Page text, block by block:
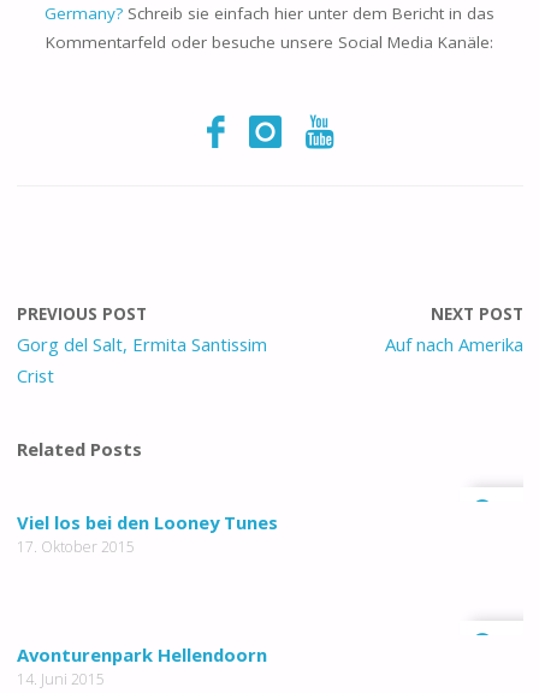
Germany? Schreib sie einfach hier unter dem Bericht in das
Kommentarfeld oder besuche unsere Social Media Kanäle:
PREVIOUS POST
Gorg del Salt, Ermita Santissim
Crist
NEXT POST
Auf nach Amerika
Related Posts
Viel los bei den Looney Tunes
17. Oktober 2015
Avonturenpark Hellendoorn
14. Juni 2015